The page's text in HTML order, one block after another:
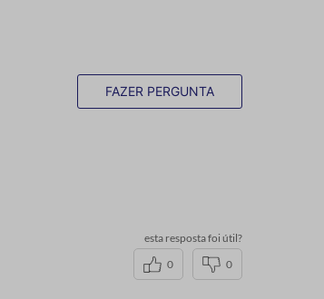
FAZER PERGUNTA
esta resposta foi útil?
0
0